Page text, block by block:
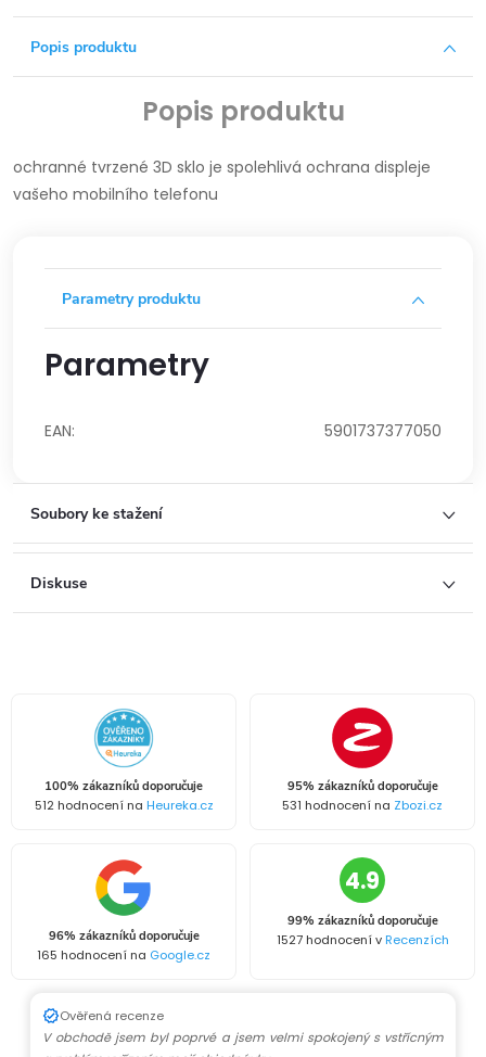
Popis produktu
Popis produktu
ochranné tvrzené 3D sklo je spolehlivá ochrana displeje
vašeho mobilního telefonu
Parametry produktu
Parametry
EAN: 5901737377050
Soubory ke stažení
Diskuse
100% zákazníků doporučuje
512 hodnocení na Heureka.cz
95% zákazníků doporučuje
531 hodnocení na Zbozi.cz
96% zákazníků doporučuje
165 hodnocení na Google.cz
4.9
99% zákazníků doporučuje
1527 hodnocení vRecenzích
Ověřená recenze
V obchodě jsem byl poprvé a jsem velmi spokojený s vstřícným